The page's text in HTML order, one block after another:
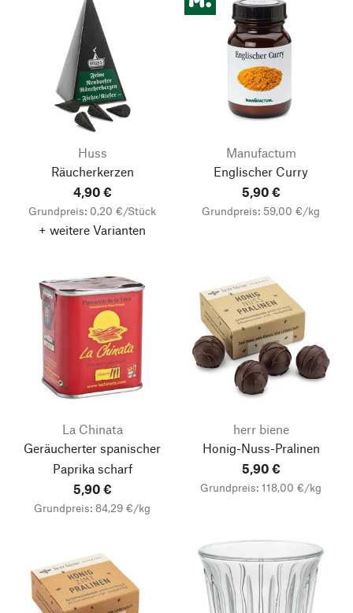
Huss
Räucherkerzen
4,90 €
Grundpreis: 0,20 €/Stück
+ weitere Varianten
Manufactum
Englischer Curry
5,90 €
Grundpreis: 59,00 €/kg
La Chinata
Geräucherter spanischer
Paprika scharf
5,90 €
Grundpreis: 84,29 €/kg
herr biene
Honig-Nuss-Pralinen
5,90 €
Grundpreis: 118,00 €/kg